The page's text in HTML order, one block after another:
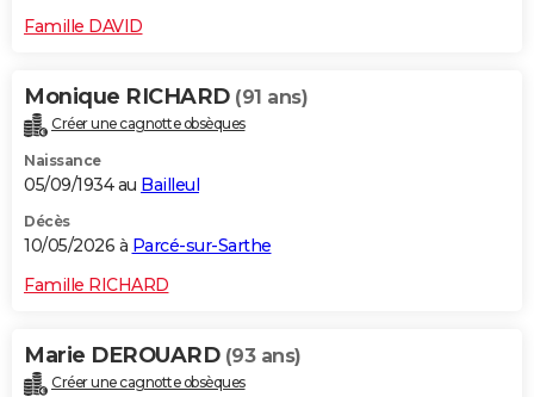
Famille DAVID
Monique RICHARD (91 ans)
Créer une cagnotte obsèques
Naissance
05/09/1934 au Bailleul
Décès
10/05/2026 à Parcé-sur-Sarthe
Famille RICHARD
Marie DEROUARD (93 ans)
Créer une cagnotte obsèques